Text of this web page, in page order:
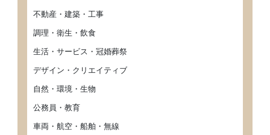
不動産・建築・工事
調理・衛生・飲食
生活・サービス・冠婚葬祭
デザイン・クリエイティブ
自然・環境・生物
公務員・教育
車両・航空・船舶・無線